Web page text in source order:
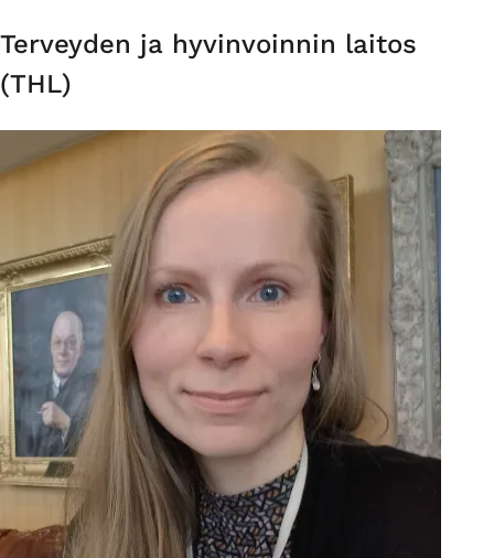
Organisaatio
Terveyden ja hyvinvoinnin laitos
(THL)